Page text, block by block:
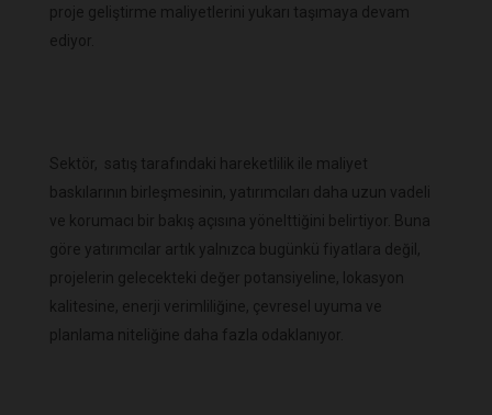
proje geliştirme maliyetlerini yukarı taşımaya devam
ediyor.
Sektör, satış tarafındaki hareketlilik ile maliyet
baskılarının birleşmesinin, yatırımcıları daha uzun vadeli
ve korumacı bir bakış açısına yönelttiğini belirtiyor. Buna
göre yatırımcılar artık yalnızca bugünkü fiyatlara değil,
projelerin gelecekteki değer potansiyeline, lokasyon
kalitesine, enerji verimliliğine, çevresel uyuma ve
planlama niteliğine daha fazla odaklanıyor.